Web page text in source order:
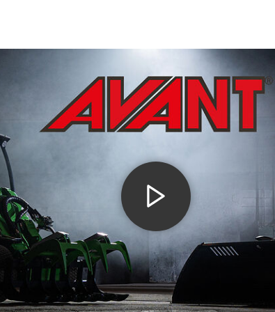
snöröjning, utfodring m.m.
och mycket mera. Vi på Nacka Värmdö
kan hjälpa dig hitta den perfekta
där traditionella maskiner blir för
modeller med varierande prestanda och
En kompaktlastare kombinerar låg
lyftkapacitet. Resultatet är hög
arbete.
och låg ljudnivå, till kompakta
för att öka användningsområdet och
en traktor och lastmaskin för bland
ha hjälp inför ditt köp av kompaktlastare.